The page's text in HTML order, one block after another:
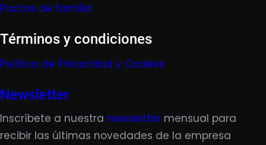
Pactos de familia
Términos y condiciones
Política de Privacidad y Cookies
Newsletter
Inscríbete a nuestra newsletter mensual para
recibir las últimas novedades de la empresa